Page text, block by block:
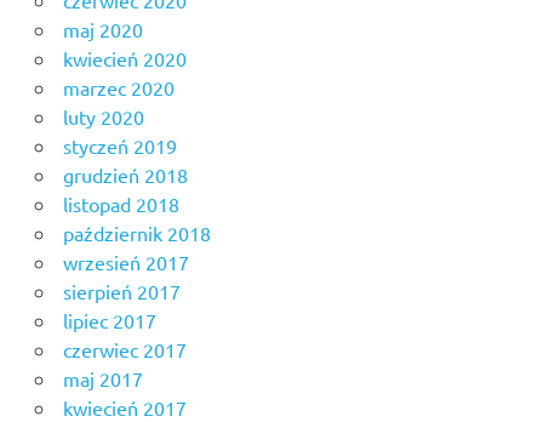
maj 2020
kwiecień 2020
marzec 2020
luty 2020
styczeń 2019
grudzień 2018
listopad 2018
październik 2018
wrzesień 2017
sierpień 2017
lipiec 2017
czerwiec 2017
maj 2017
kwiecień 2017